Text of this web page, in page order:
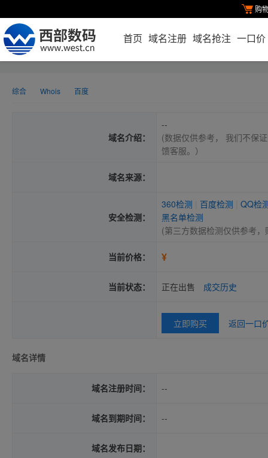
购
首页 域名注册 域名抢注 一口价
综合 Whois 百度
域名介绍：
--
(数据仅供参考， 我们不保
馈客服。）
域名来源：
安全检测：
360检测 百度检测
QQ检
黑名单检测
(第三方数据检测仅供参考
当前价格： ¥
当前状态： 正在出售 成交历史
立即购买 返回一口
域名详情
域名注册时间： --
域名到期时间： --
域名发布日期：